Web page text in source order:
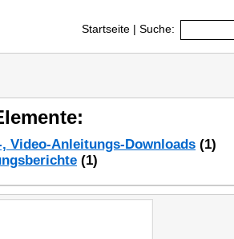
Startseite | Suche:
Video-Anleitungs-Downloads (1)
(1)